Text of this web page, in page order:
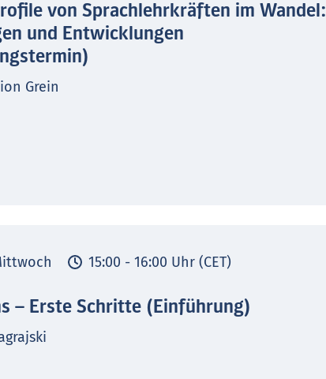
von Sprachlehrkräften im Wandel:
und Entwicklungen
Grein
15:00 - 16:00 Uhr (CET)
– Erste Schritte (Einführung)